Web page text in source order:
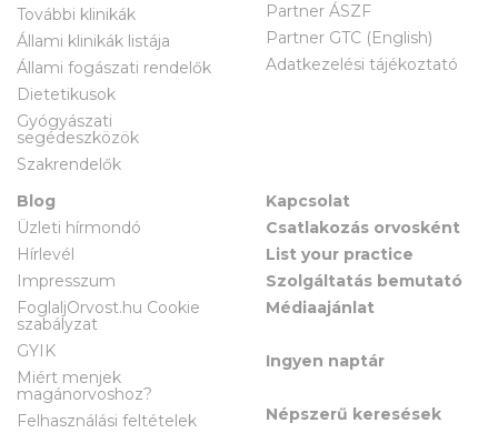
További klinikák
Állami klinikák listája
Állami fogászati rendelők
Dietetikusok
Gyógyászati
segédeszközök
Szakrendelők
Partner ÁSZF
Partner GTC (English)
Adatkezelési tájékoztató
Blog
Üzleti hírmondó
Hírlevél
Impresszum
FoglaljOrvost.hu Cookie
szabályzat
GYIK
Miért menjek
magánorvoshoz?
Felhasználási feltételek
Kapcsolat
Csatlakozás orvosként
List your practice
Szolgáltatás bemutató
Médiaajánlat
Ingyen naptár
Népszerű keresések